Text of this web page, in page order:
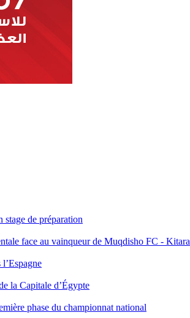
de préparation
face au vainqueur de Muqdisho FC - Kitara
la Capitale d’Égypte
phase du championnat national